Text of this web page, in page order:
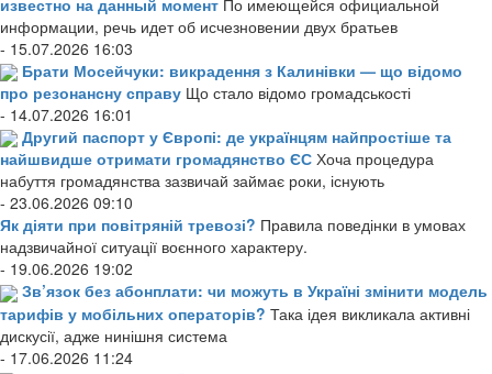
информации, речь идет об исчезновении двух братьев
- 15.07.2026 16:03
Брати Мосейчуки: викрадення з Калинівки — що відомо
про резонансну справу Що стало відомо громадськості
- 14.07.2026 16:01
Другий паспорт у Європі: де українцям найпростіше та
найшвидше отримати громадянство ЄС Хоча процедура
набуття громадянства зазвичай займає роки, існують
- 23.06.2026 09:10
Як діяти при повітряній тревозі? Правила поведінки в умовах
надзвичайної ситуації воєнного характеру.
- 19.06.2026 19:02
Зв’язок без абонплати: чи можуть в Україні змінити модель
тарифів у мобільних операторів? Така ідея викликала активні
дискусії, адже нинішня система
- 17.06.2026 11:24